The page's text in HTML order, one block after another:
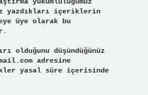
yükümlülüğümüz
yazdıkları içeriklerin
üye olarak bu
olduğunu düşündüğünüz
adresine
yasal süre içerisinde